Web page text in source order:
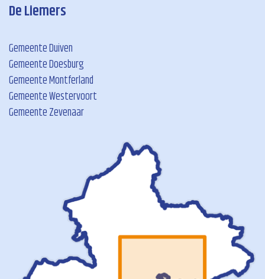
De Liemers
Gemeente Duiven
Gemeente Doesburg
Gemeente Montferland
Gemeente Westervoort
Gemeente Zevenaar